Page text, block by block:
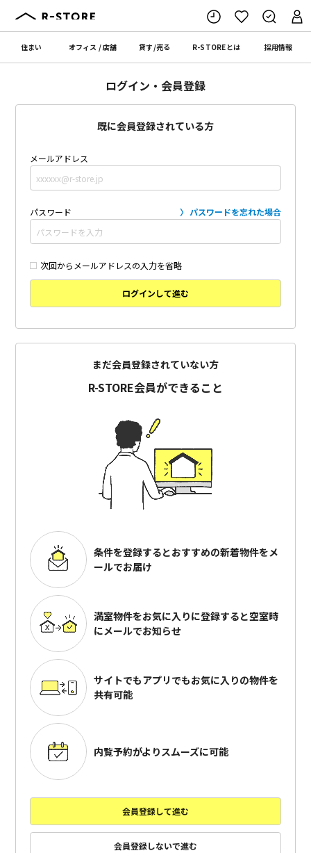
住まい オフィス /店舗 貸す/売る R-STOREとは 採用情報
ログイン・会員登録
既に会員登録されている方
メールアドレス
パスワード パスワードを忘れた場合
次回からメールアドレスの入力を省略
ログインして進む
まだ会員登録されていない方
R-STORE会員ができること
条件を登録するとおすすめの新着物件をメ
ールでお届け
満室物件をお気に入りに登録すると空室時
にメールでお知らせ
サイトでもアプリでもお気に入りの物件を
共有可能
内覧予約がよりスムーズに可能
会員登録して進む
会員登録しないで進む